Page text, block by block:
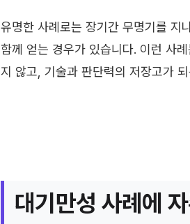
유명한 사례로는 장기간 무명기를 지
함께 얻는 경우가 있습니다. 이런 사
지 않고, 기술과 판단력의 저장고가
대기만성 사례에